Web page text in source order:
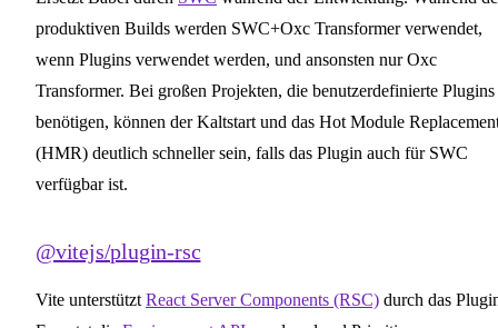
produktiven Builds werden SWC+Oxc Transformer verwendet,
wenn Plugins verwendet werden, und ansonsten nur Oxc
Transformer. Bei großen Projekten, die benutzerdefinierte Plugins
benötigen, können der Kaltstart und das Hot Module
(HMR) deutlich schneller sein, falls das Plugin auch für SWC
verfügbar ist.
@vitejs/plugin-rsc
Vite unterstützt React Server Components (RSC) durch das